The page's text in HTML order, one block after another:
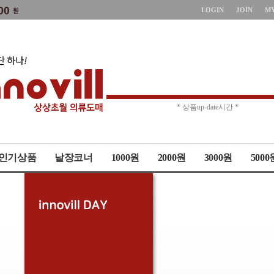
LOGIN JOIN
* 주문취소 제한 *
기상품 낱장코너 1000원 2000원 3000원 5000